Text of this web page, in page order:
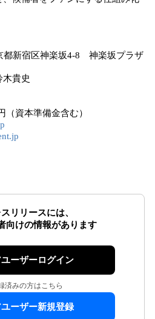
都新宿区神楽坂4-8 神楽坂プラザ
貴史
（資本準備金含む）
リリースには、
向けの情報があります
ユーザーログイン
済みの方はこちら
ユーザー新規登録